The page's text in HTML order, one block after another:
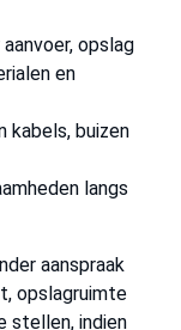
opslag
en
kabels, buizen
langs
aanspraak
opslagruimte
stellen, indien